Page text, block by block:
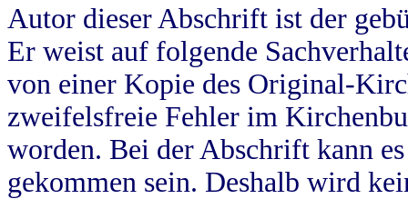
Autor dieser Abschrift ist der
Er weist auf folgende
von einer Kopie des Original-
zweifelsfreie Fehler im
worden. Bei der Abschrift kann
gekommen sein. Deshalb wird